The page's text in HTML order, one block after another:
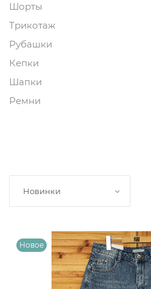
Шорты
Трикотаж
Рубашки
Кепки
Шапки
Ремни
Новинки